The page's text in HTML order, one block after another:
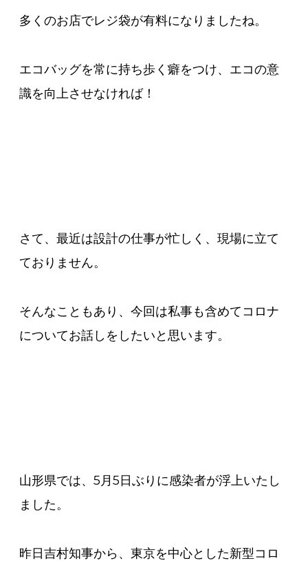
多くのお店でレジ袋が有料になりましたね。
エコバッグを常に持ち歩く癖をつけ、エコの意
識を向上させなければ！
さて、最近は設計の仕事が忙しく、現場に立て
ておりません。
そんなこともあり、今回は私事も含めてコロナ
についてお話しをしたいと思います。
山形県では、5月5日ぶりに感染者が浮上いたし
ました。
昨日吉村知事から、 東京を中心とした新型コロ